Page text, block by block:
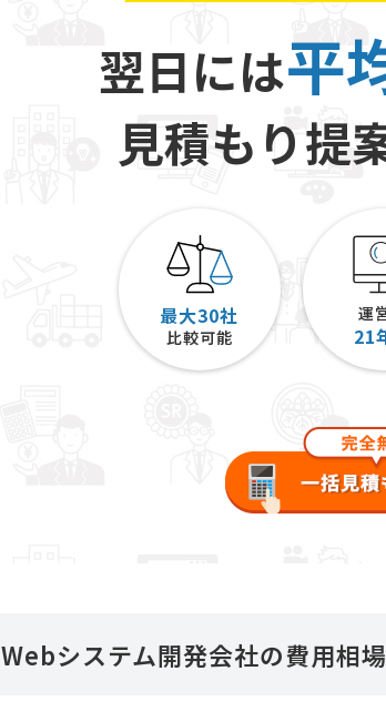
翌日には平
見積もり提
最大30社
比較可能
運
21
Webシステム開発会社の費用相場